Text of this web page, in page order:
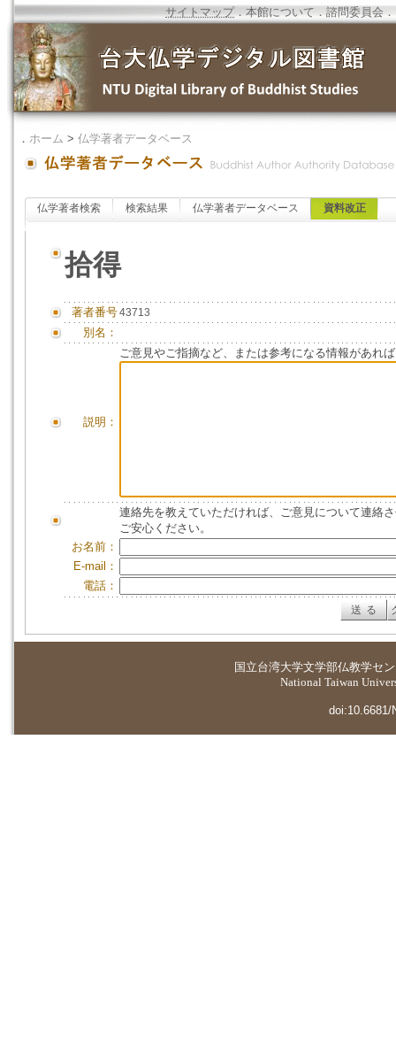
サイトマップ．本館について ．諮問委員会 ．
． ホーム > 仏学著者データベース
仏学著者検索 検索結果 仏学著者データベース 資料改正
拾得
著者番号43713
別名：
説明：
ご意見やご指摘など、または参考になる情報があれ
連絡先を教えていただければ、ご意見について連絡
ご安心ください。
お名前：
E-mail：
電話：
国立台湾大学文学部仏教学セ
National Taiwan
doi:10.6681/